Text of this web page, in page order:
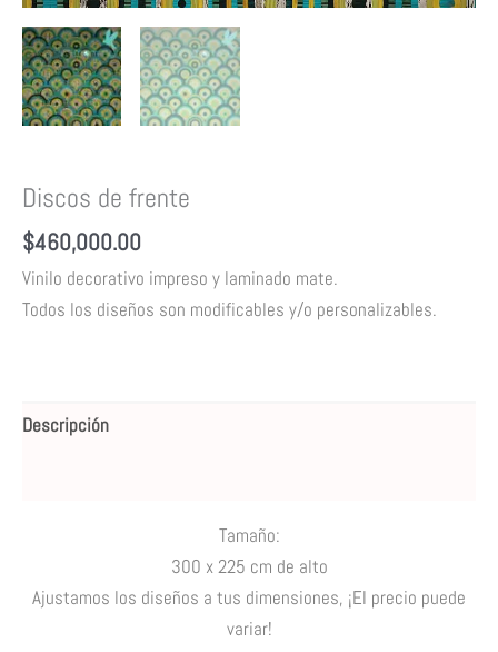
Discos de frente
$460,000.00
Vinilo decorativo impreso y laminado mate.
Todos los diseños son modificables y/o personalizables.
Descripción
Tamaño:
300 x 225 cm de alto
Ajustamos los diseños a tus dimensiones, ¡El precio puede
variar!